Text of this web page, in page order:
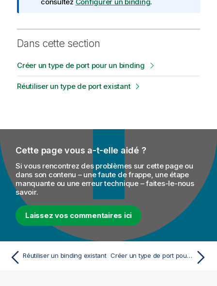
n
s
Dans cette section
Créer un type de port pour un binding
Réutiliser un type de port existant
Cette page vous a-t-elle aidé ?
Si vous rencontrez des problèmes sur cette page ou
dans son contenu – une faute de frappe, une étape
manquante ou une erreur technique – faites-le-nous
savoir.
Laissez vos commentaires ici
Réutiliser un binding existant Créer un type de port pour un binding